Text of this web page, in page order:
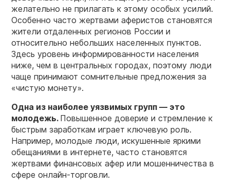
желательно не прилагать к этому особых усилий.
Особенно часто жертвами аферистов становятся
жители отдаленных регионов России и
относительно небольших населенных пунктов.
Здесь уровень информированности населения
ниже, чем в центральных городах, поэтому люди
чаще принимают сомнительные предложения за
«чистую монету».
Одна из наиболее уязвимых групп — это
молодежь. Повышенное доверие и стремление к
быстрым заработкам играет ключевую роль.
Например, молодые люди, искушенные яркими
обещаниями в интернете, часто становятся
жертвами финансовых афер или мошенничества в
сфере онлайн-торговли.